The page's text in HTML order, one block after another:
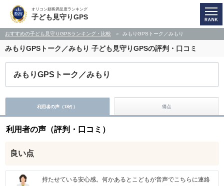
オリコン顧客満足度ランキング
子ども見守りGPS
おすすめの子ども見守りGPSランキング・比較 みもりGPSトーク／みもり
みもりGPSトーク／みもり 子ども見守りGPSの評判・口コミ
みもりGPSトーク／みもり
利用者の声（18件） 得点
利用者の声（評判・口コミ）
良い点
持たせている安心感。何かあるとこどもが音声でこちらに連絡